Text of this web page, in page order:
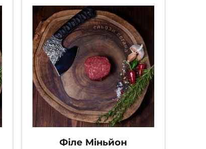
Філе Міньйон